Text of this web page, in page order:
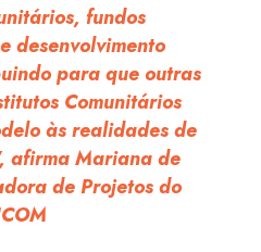
fundos
desenvolvimento
para que outras
Comunitários
às realidades de
afirma Mariana de
de Projetos do